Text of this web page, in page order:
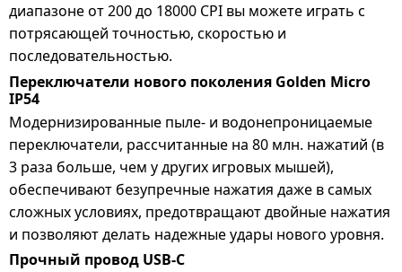
диапазоне от 200 до 18000 CPI вы можете играть с
потрясающей точностью, скоростью и
последовательностью.
Переключатели нового поколения Golden Micro
IP54
Модернизированные пыле- и водонепроницаемые
переключатели, рассчитанные на 80 млн. нажатий (в
3 раза больше, чем у других игровых мышей),
обеспечивают безупречные нажатия даже в самых
сложных условиях, предотвращают двойные нажатия
и позволяют делать надежные удары нового уровня.
Прочный провод USB-C